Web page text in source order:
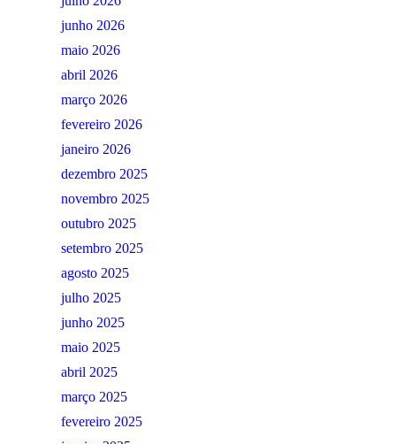
junho 2026
maio 2026
abril 2026
março 2026
fevereiro 2026
janeiro 2026
dezembro 2025
novembro 2025
outubro 2025
setembro 2025
agosto 2025
julho 2025
junho 2025
maio 2025
abril 2025
março 2025
fevereiro 2025